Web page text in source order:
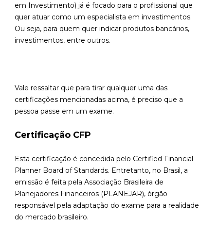
em Investimento) já é focado para o profissional que
quer atuar como um especialista em investimentos.
Ou seja, para quem quer indicar produtos bancários,
investimentos, entre outros.
Vale ressaltar que para tirar qualquer uma das
certificações mencionadas acima, é preciso que a
pessoa passe em um exame.
Certificação CFP
Esta certificação é concedida pelo Certified Financial
Planner Board of Standards. Entretanto, no Brasil, a
emissão é feita pela Associação Brasileira de
Planejadores Financeiros (PLANEJAR), órgão
responsável pela adaptação do exame para a realidade
do mercado brasileiro.